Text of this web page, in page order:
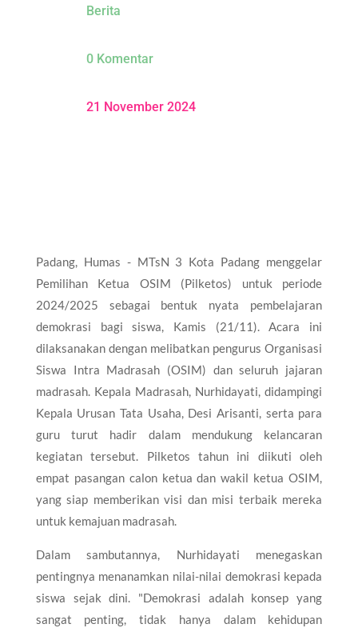
Berita
0 Komentar
21 November 2024
Padang, Humas - MTsN 3 Kota Padang menggelar
Pemilihan Ketua OSIM (Pilketos) untuk periode
2024/2025 sebagai bentuk nyata pembelajaran
demokrasi bagi siswa, Kamis (21/11). Acara ini
dilaksanakan dengan melibatkan pengurus Organisasi
Siswa Intra Madrasah (OSIM) dan seluruh jajaran
madrasah. Kepala Madrasah, Nurhidayati, didampingi
Kepala Urusan Tata Usaha, Desi Arisanti, serta para
guru turut hadir dalam mendukung kelancaran
kegiatan tersebut. Pilketos tahun ini diikuti oleh
empat pasangan calon ketua dan wakil ketua OSIM,
yang siap memberikan visi dan misi terbaik mereka
untuk kemajuan madrasah.
Dalam sambutannya, Nurhidayati menegaskan
pentingnya menanamkan nilai-nilai demokrasi kepada
siswa sejak dini. "Demokrasi adalah konsep yang
sangat penting, tidak hanya dalam kehidupan